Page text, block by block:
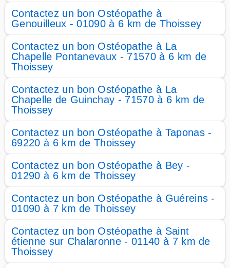
Contactez un bon Ostéopathe à
Genouilleux - 01090 à 6 km de Thoissey
Contactez un bon Ostéopathe à La
Chapelle Pontanevaux - 71570 à 6 km de
Thoissey
Contactez un bon Ostéopathe à La
Chapelle de Guinchay - 71570 à 6 km de
Thoissey
Contactez un bon Ostéopathe à Taponas -
69220 à 6 km de Thoissey
Contactez un bon Ostéopathe à Bey -
01290 à 6 km de Thoissey
Contactez un bon Ostéopathe à Guéreins -
01090 à 7 km de Thoissey
Contactez un bon Ostéopathe à Saint
étienne sur Chalaronne - 01140 à 7 km de
Thoissey